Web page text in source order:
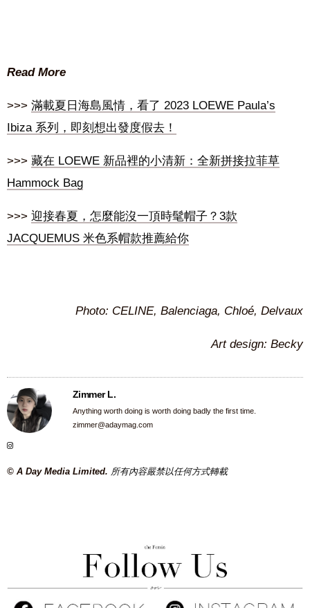
Read More
>>> 滿載夏日海島風情，看了 2023 LOEWE Paula’s
Ibiza 系列，即刻想出發度假去！
>>> 藏在 LOEWE 新品裡的小清新：全新拼接拉菲草
Hammock Bag
>>> 迎接春夏，怎麼能沒一頂時髦帽子？3款
JACQUEMUS 米色系帽款推薦給你
Photo: CELINE, Balenciaga, Chloé, Delvaux
Art design: Becky
Zimmer L.
Anything worth doing is worth doing badly the first time.
zimmer@adaymag.com
© A Day Media Limited. 所有內容嚴禁以任何方式轉載